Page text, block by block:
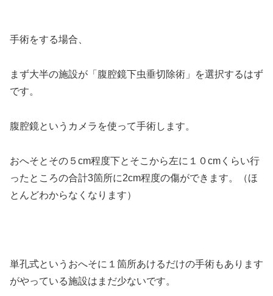
手術をする場合、
まず大半の施設が「腹腔鏡下虫垂切除術」を選択するはず
です。
腹腔鏡というカメラを使って手術します。
おへそとその５cm程度下とそこから左に１０cmくらい行
ったところの合計3箇所に2cm程度の傷ができます。（ほ
とんどわからなくなります）
単孔式というおへそに１箇所あけるだけの手術もあります
がやっている施設はまだ少ないです。